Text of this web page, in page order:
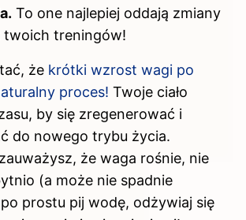
To one najlepiej oddają zmiany
twoich treningów!
że krótki wzrost wagi po
proces! Twoje ciało
by się zregenerować i
do nowego trybu życia.
że waga rośnie, nie
(a może nie spadnie
prostu pij wodę, odżywiaj się